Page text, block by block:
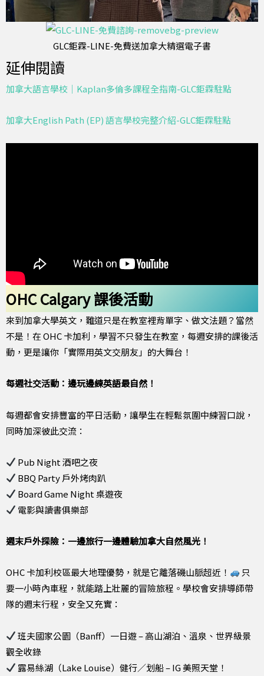
GLC鉅霖-LINE-免費送加拿大精選電子書
延伸閱讀
加拿大語言學校｜Kaplan多倫多課程全指南-GLC鉅霖駐點
加拿大English Path (EP) 語言學校完整介紹-GLC鉅霖駐點
OHC Calgary 課後活動
來到加拿大學英文，難道只是在教室裡背單字、做文法題？當然
不是！在 OHC 卡加利，學習不只發生在教室，每週安排的課後活
動，更是讓你「實際用英文交朋友」的大舞台！
每週社交活動：邊玩邊練英語最自然！
每週都會安排豐富的平日活動，讓學生在輕鬆氛圍中練習口說，
同時加深彼此交流：
Pub Night 酒吧之夜
BBQ Party 戶外烤肉趴
Board Game Night 桌遊夜
電影與讀書俱樂部
週末戶外探險：一邊旅行一邊體驗加拿大自然風光！
OHC 卡加利校區最大地理優勢，就是它離落磯山脈超近！
只
要一小時內車程，就能踏上壯麗的冒險旅程。學校會安排導師帶
隊的週末行程，安全又充實：
班夫國家公園（Banff）一日遊 – 高山湖泊、溫泉、世界級景
觀全收錄
露易絲湖（Lake Louise）健行／划船 – IG 美照天堂！